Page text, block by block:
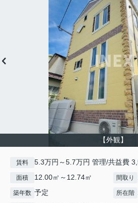
【外観】
賃料 5.3万円～5.7万円 管理/共益費
面積 12.00㎡～12.74㎡ 間取り
築年数 予定 所在階